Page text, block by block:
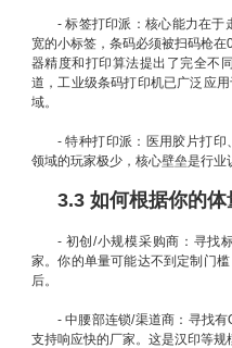
- 标签打印派：核心能力在于
宽的小标签，条码必须被扫码枪
器精度和打印算法提出了完全不
道，工业级条码打印机已广泛应
域。
- 特种打印派：医用胶片打
领域的玩家极少，核心壁垒是行业
3.3 如何根据你的体
- 初创/小规模采购商：寻找
家。你的单量可能达不到定制门
后。
- 中腰部连锁/渠道商：寻找
支持响应快的厂家。这是汉印等规